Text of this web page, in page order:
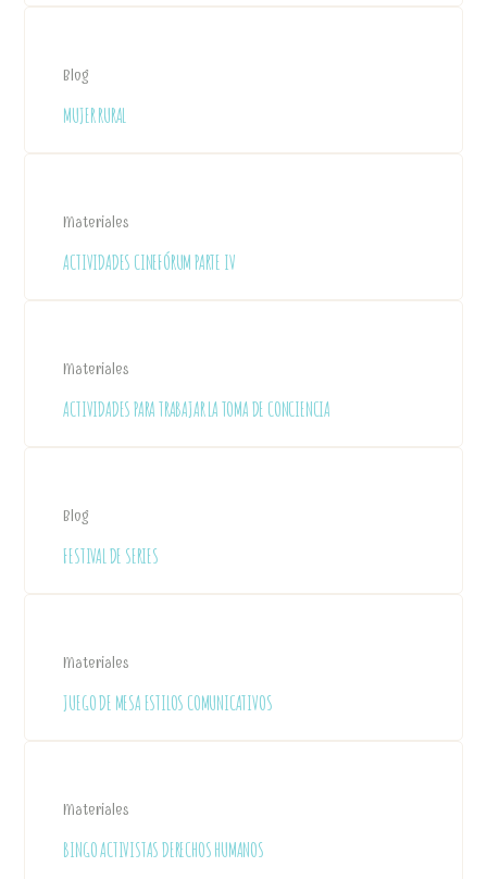
Blog
MUJER RURAL
Materiales
ACTIVIDADES CINEFÓRUM PARTE IV
Materiales
ACTIVIDADES PARA TRABAJAR LA TOMA DE CONCIENCIA
Blog
FESTIVAL DE SERIES
Materiales
JUEGO DE MESA ESTILOS COMUNICATIVOS
Materiales
BINGO ACTIVISTAS DERECHOS HUMANOS